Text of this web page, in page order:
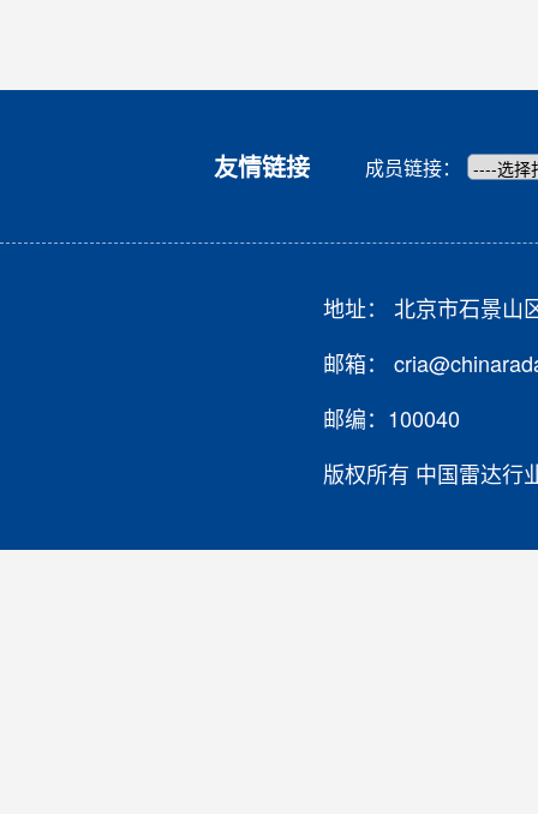
友情链接 成员链接：
地址： 北京市石景山
邮箱：
邮编：100040
版权所有 中国雷达行